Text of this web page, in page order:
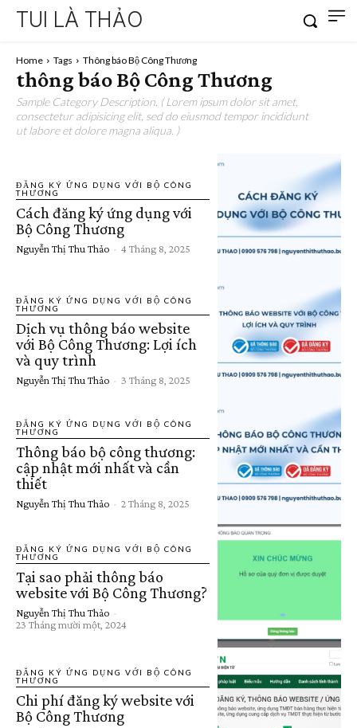
TUI LÀ THẢO
Home Tags Thông báo Bộ Công Thương
thông báo Bộ Công Thương
Sample Category Description. ( Lorem ipsum dolor sit amet,
consectetur adipisicing elit, sed do eiusmod tempor incididunt
ut labore et dolore magna aliqua. )
ĐĂNG KÝ ỨNG DỤNG VỚI BỘ CÔNG
THƯƠNG
Cách đăng ký ứng dụng với
Bộ Công Thương
Nguyễn Thị Thu Thảo - 4 Tháng 8, 2025
ĐĂNG KÝ ỨNG DỤNG VỚI BỘ CÔNG
THƯƠNG
Dịch vụ thông báo website
với Bộ Công Thương: Lợi ích
và quy trình
Nguyễn Thị Thu Thảo - 3 Tháng 8, 2025
ĐĂNG KÝ ỨNG DỤNG VỚI BỘ CÔNG
THƯƠNG
Thông báo bộ công thương:
cập nhật mới nhất và cần
thiết
Nguyễn Thị Thu Thảo - 2 Tháng 8, 2025
ĐĂNG KÝ ỨNG DỤNG VỚI BỘ CÔNG
THƯƠNG
Tại sao phải thông báo
website với Bộ Công Thương?
Nguyễn Thị Thu Thảo -
23 Tháng mười một, 2024
ĐĂNG KÝ ỨNG DỤNG VỚI BỘ CÔNG
THƯƠNG
Chi phí đăng ký website với
Bộ Công Thương